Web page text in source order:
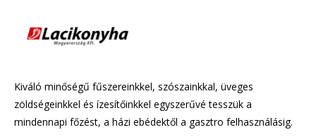
Kiváló minőségű fűszereinkkel, szószainkkal, üveges
zöldségeinkkel és ízesítőinkkel egyszerűvé tesszük a
mindennapi főzést, a házi ebédektől a gasztro felhasználásig.